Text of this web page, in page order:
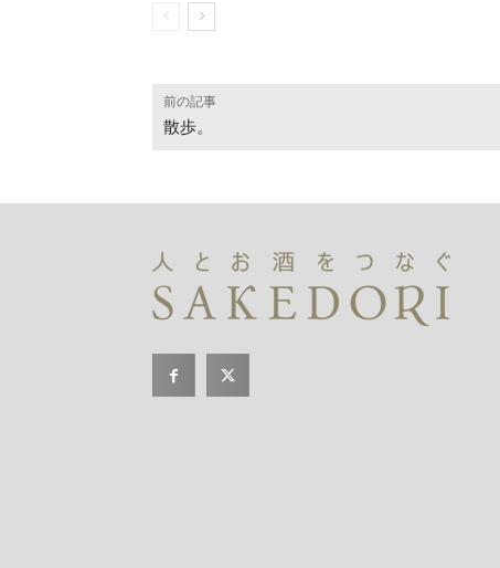
前の記事
散歩。